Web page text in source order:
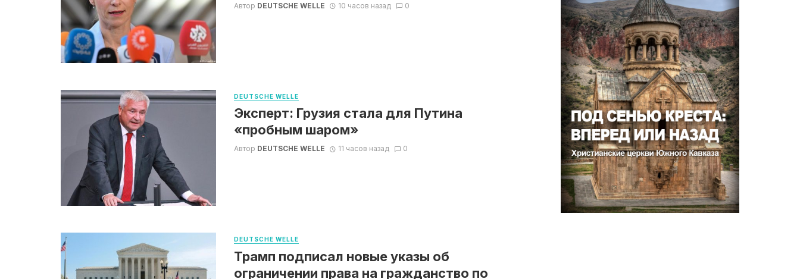
Автор DEUTSCHE WELLE 10 часов назад 0
DEUTSCHE WELLE
Эксперт: Грузия стала для Путина
«пробным шаром»
Автор DEUTSCHE WELLE 11 часов назад 0
DEUTSCHE WELLE
Трамп подписал новые указы об
ограничении права на гражданство по